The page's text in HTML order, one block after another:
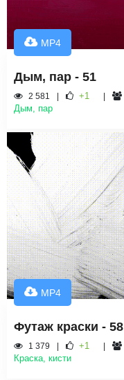
MP4
Дым, пар - 51
2 581 +1
Дым, пар
MP4
Футаж краски - 58
1 379 +1
Краска, кисти